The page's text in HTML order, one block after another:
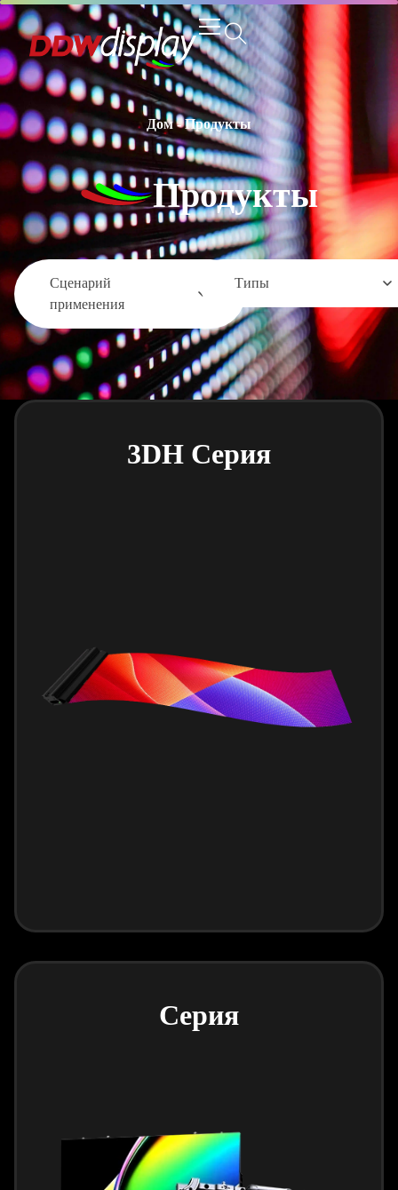
Дом-Продукты
Продукты
Сценарий
применения
Типы
3DH Серия
Серия